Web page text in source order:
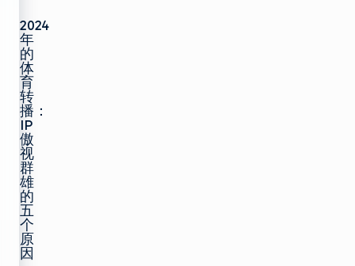
2024
年
的
体
育
转
播：
IP
傲
视
群
雄
的
五
个
原
因